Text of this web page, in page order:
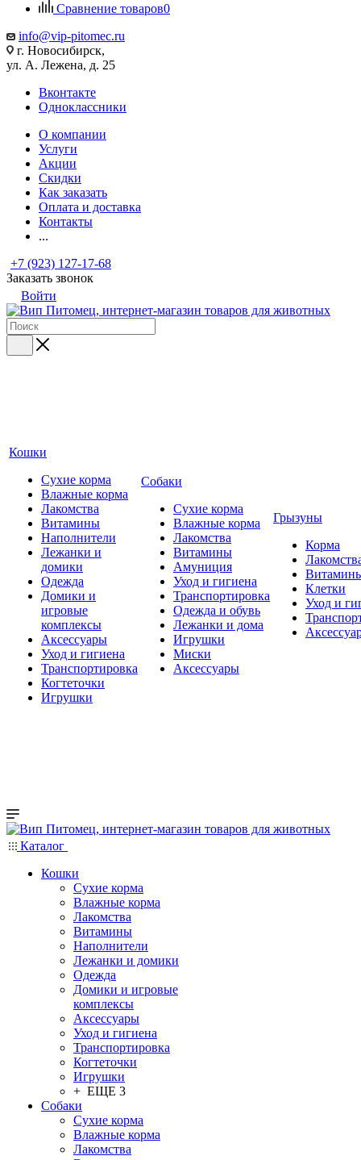
Сравнение товаров0
info@vip-pitomec.ru
г. Новосибирск,
ул. А. Лежена, д. 25
Вконтакте
Одноклассники
О компании
Услуги
Акции
Скидки
Как заказать
Оплата и доставка
Контакты
...
+7 (923) 127-17-68
Заказать звонок
Войти
Кошки
Сухие корма
Влажные корма
Лакомства
Витамины
Наполнители
Лежанки и
домики
Одежда
Домики и
игровые
комплексы
Аксессуары
Уход и гигиена
Транспортировка
Когтеточки
Игрушки
Собаки
Сухие корма
Влажные корма
Лакомства
Витамины
Амуниция
Уход и гигиена
Транспортировка
Одежда и обувь
Лежанки и дома
Игрушки
Миски
Аксессуары
Грызуны
Корма
Клетки
Уход и
Каталог
Кошки
Сухие корма
Влажные корма
Лакомства
Витамины
Наполнители
Лежанки и домики
Одежда
Домики и игровые
комплексы
Аксессуары
Уход и гигиена
Транспортировка
Когтеточки
Игрушки
+ ЕЩЕ 3
Собаки
Сухие корма
Влажные корма
Лакомства